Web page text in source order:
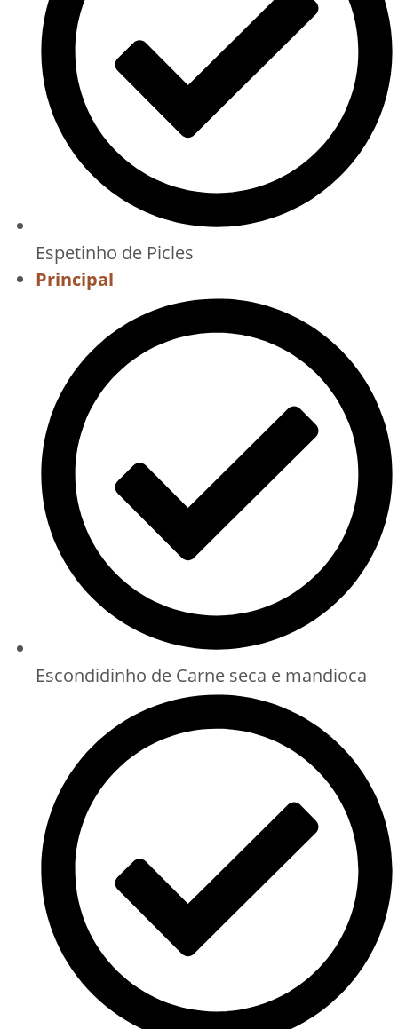
Espetinho de Picles
Principal
Escondidinho de Carne seca e mandioca